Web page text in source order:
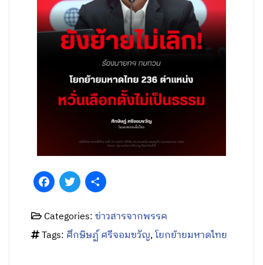
FacebookTwitter
Categories:ข่าวสารจากพรรค
Tags: ศึกษิษฏ์ ศรีจอมขวัญ,โยกย้ายมหาดไทย